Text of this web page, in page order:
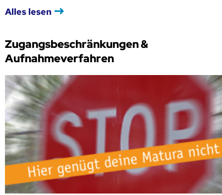
Alles lesen
Zugangsbeschränkungen &
Aufnahmeverfahren